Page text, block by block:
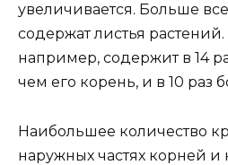
увеличивается. Больше
содержат листья
например, содержит в 14
чем его корень, и в 10 раз
Наибольшее количество
наружных частях корней и